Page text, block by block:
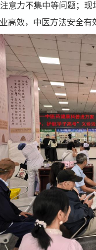
意力不集中等问题；
高效，中医方法安全有